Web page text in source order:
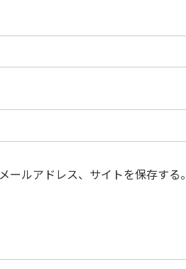
ルアドレス、サイトを保存する。